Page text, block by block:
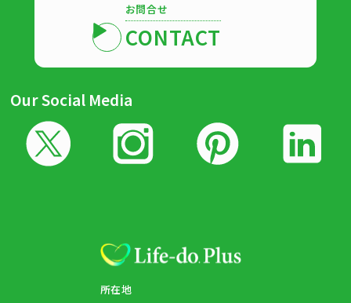
お問合せ
CONTACT
Our Social Media
所在地